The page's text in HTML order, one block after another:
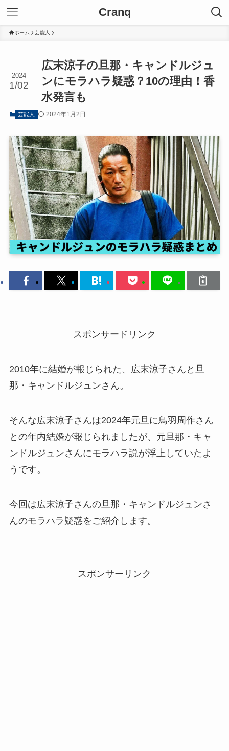
Cranq
ホーム 芸能人
広末涼子の旦那・キャンドルジュ
ンにモラハラ疑惑？10の理由！香
水発言も
2024
1/02
芸能人 2024年1月2日
スポンサードリンク
2010年に結婚が報じられた、広末涼子さんと旦
那・キャンドルジュンさん。
そんな広末涼子さんは2024年元旦に鳥羽周作さん
との年内結婚が報じられましたが、元旦那・キャ
ンドルジュンさんにモラハラ説が浮上していたよ
うです。
今回は広末涼子さんの旦那・キャンドルジュンさ
んのモラハラ疑惑をご紹介します。
スポンサーリンク